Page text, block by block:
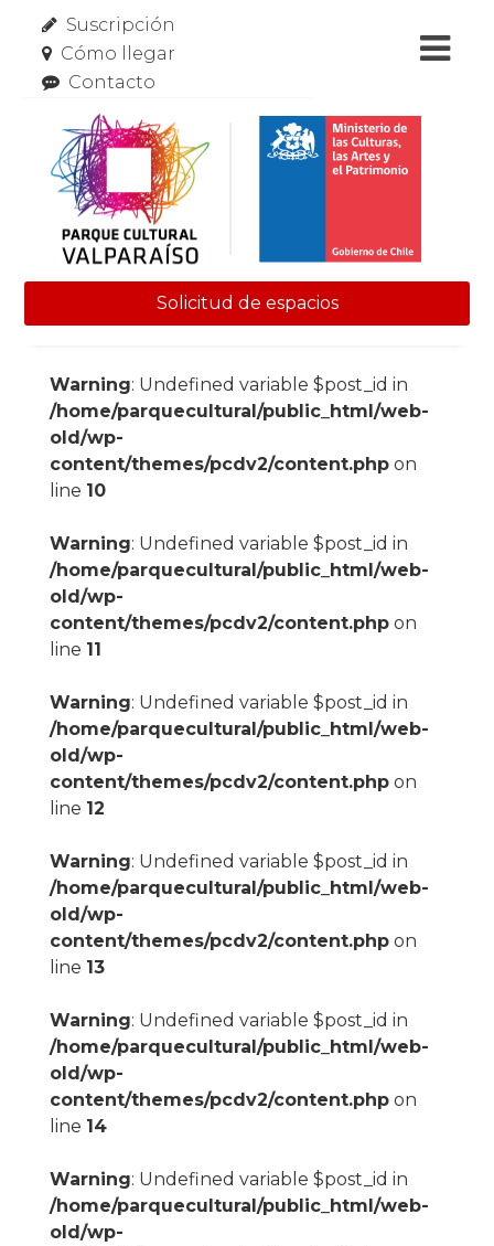
Suscripción
Cómo llegar
Contacto
Solicitud de espacios
Warning: Undefined variable $post_id in
/home/parquecultural/public_html/web-
old/wp-
content/themes/pcdv2/content.phpon
line 10
Warning: Undefined variable $post_id in
/home/parquecultural/public_html/web-
old/wp-
content/themes/pcdv2/content.phpon
line 11
Warning: Undefined variable $post_id in
/home/parquecultural/public_html/web-
old/wp-
content/themes/pcdv2/content.phpon
line 12
Warning: Undefined variable $post_id in
/home/parquecultural/public_html/web-
old/wp-
content/themes/pcdv2/content.phpon
line 13
Warning: Undefined variable $post_id in
/home/parquecultural/public_html/web-
old/wp-
content/themes/pcdv2/content.phpon
line 14
Warning: Undefined variable $post_id in
/home/parquecultural/public_html/web-
old/wp-